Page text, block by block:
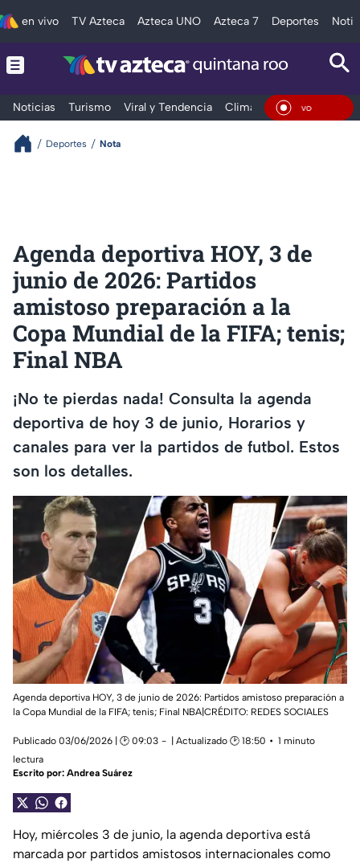
en vivo TV Azteca Azteca UNO Azteca 7 Deportes
Noticias Turismo Viral y Tendencia Clima Tráfico En
Deportes Nota
Agenda deportiva HOY, 3 de
junio de 2026: Partidos
amistoso preparación a la
Copa Mundial de la FIFA; tenis;
Final NBA
¡No te pierdas nada! Consulta la agenda
deportiva de hoy 3 de junio, Horarios y
canales para ver la partidos de futbol. Estos
son los detalles.
Agenda deportiva HOY, 3 de junio de 2026: Partidos amistoso preparación a
la Copa Mundial de la FIFA; tenis; Final NBA|CRÉDITO: REDES SOCIALES
Publicado 03/06/2026 | 🕑 09:03 | Actualizado 🕑 18:50
1 minuto
lectura
Escrito por: Andrea Suárez
Hoy, miércoles 3 de junio, la agenda deportiva está
marcada por partidos amistosos internacionales como